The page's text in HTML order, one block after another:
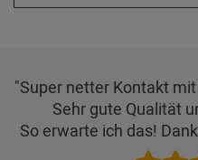
"Super netter Kontakt
Sehr gute Qualität
So erwarte ich das!